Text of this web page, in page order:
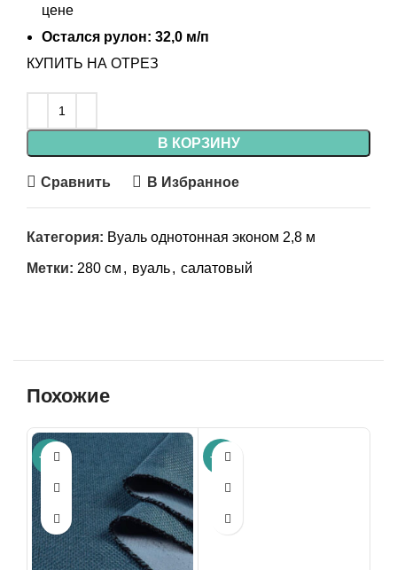
цене
Остался рулон: 32,0 м/п
КУПИТЬ НА ОТРЕЗ
В КОРЗИНУ
Сравнить В Избранное
Категория: Вуаль однотонная эконом 2,8 м
Метки: 280 см , вуаль, салатовый
Похожие
-54% -37%